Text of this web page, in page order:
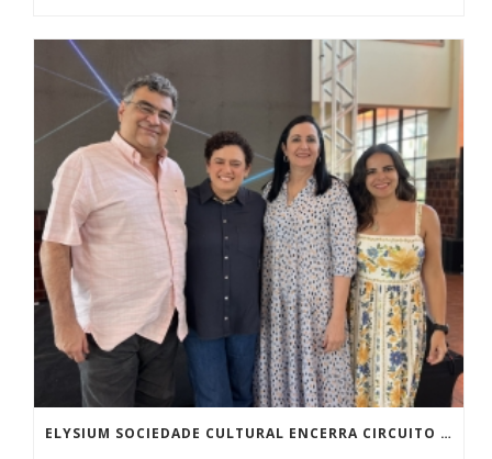
ELYSIUM SOCIEDADE CULTURAL ENCERRA CIRCUITO 100 ANOS DO ART DÉCO EM GOIÂNIA